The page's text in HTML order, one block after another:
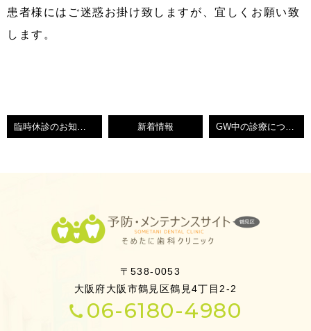
患者様にはご迷惑お掛け致しますが、宜しくお願い致
します。
臨時休診のお知らせ 新着情報 GW中の診療について
〒538-0053
大阪府大阪市鶴見区鶴見4丁目2-2
06-6180-4980